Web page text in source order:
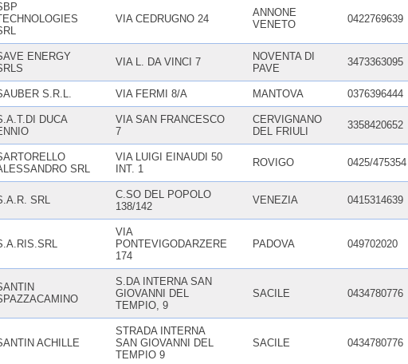
VIA CEDRUGNO 24
ANNONE
VENETO
0422769639
ENERGY
VIA L. DA VINCI 7
NOVENTA DI
PAVE
3473363095
S.R.L. VIA FERMI 8/A MANTOVA 0376396444
DUCA
VIA SAN FRANCESCO
7
CERVIGNANO
DEL FRIULI
3358420652
SRL
VIA LUIGI EINAUDI 50
INT. 1
ROVIGO 0425/475354
SRL
C.SO DEL POPOLO
138/142
VENEZIA 0415314639
VIA
PONTEVIGODARZERE
174
PADOVA 049702020
S.DA INTERNA SAN
GIOVANNI DEL
TEMPIO, 9
SACILE 0434780776
ACHILLE
STRADA INTERNA
SAN GIOVANNI DEL
TEMPIO 9
SACILE 0434780776